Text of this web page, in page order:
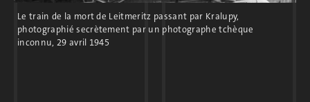
À la fin de la guerre, plus de 5 000
prisonniers travaillent pour Messerschmitt.
Le train de la mort de Leitmeritz passant par Kralupy,
photographié secrètement par un photographe tchèque
inconnu, 29 avril 1945